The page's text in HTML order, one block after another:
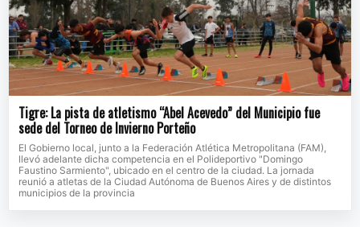
Tigre: La pista de atletismo “Abel Acevedo” del Municipio fue
sede del Torneo de Invierno Porteño
El Gobierno local, junto a la Federación Atlética Metropolitana (FAM),
llevó adelante dicha competencia en el Polideportivo "Domingo
Faustino Sarmiento", ubicado en el centro de la ciudad. La jornada
reunió a atletas de la Ciudad Autónoma de Buenos Aires y de distintos
municipios de la provincia